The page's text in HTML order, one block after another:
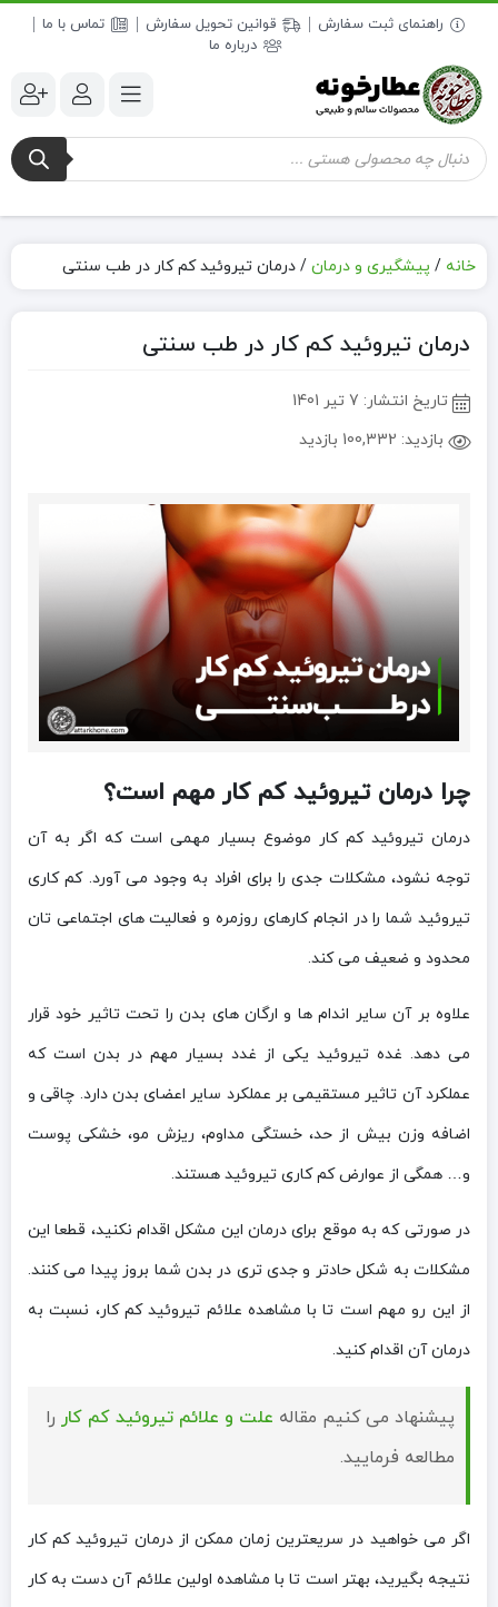
راهنمای ثبت سفارش قوانین تحویل سفارش
تماس با ما
درباره ما
جستجوی
محصولات
خانه / پیشگیری و درمان / درمان تیروئید کم کار در طب سنتی
درمان تیروئید کم کار در طب سنتی
تاریخ انتشار: 7 تیر 1401
بازدید: 100,332 بازدید
چرا درمان تیروئید کم کار مهم است؟
درمان تیروئید کم کار موضوع بسیار مهمی است که اگر به آن
توجه نشود، مشکلات جدی را برای افراد به وجود می آورد. کم کاری
تیروئید شما را در انجام کارهای روزمره و فعالیت های اجتماعی تان
محدود و ضعیف می کند.
علاوه بر آن سایر اندام ها و ارگان های بدن را تحت تاثیر خود قرار
می دهد. غده تیروئید یکی از غدد بسیار مهم در بدن است که
عملکرد آن تاثیر مستقیمی بر عملکرد سایر اعضای بدن دارد. چاقی و
اضافه وزن بیش از حد، خستگی مداوم، ریزش مو، خشکی پوست
و… همگی از عوارض کم کاری تیروئید هستند.
در صورتی که به موقع برای درمان این مشکل اقدام نکنید، قطعا این
مشکلات به شکل حادتر و جدی تری در بدن شما بروز پیدا می کنند.
از این رو مهم است تا با مشاهده علائم تیروئید کم کار، نسبت به
درمان آن اقدام کنید.
پیشنهاد می کنیم مقاله علت و علائم تیروئید کم کار را
مطالعه فرمایید.
اگر می خواهید در سریعترین زمان ممکن از درمان تیروئید کم کار
نتیجه بگیرید، بهتر است تا با مشاهده اولین علائم آن دست به کار